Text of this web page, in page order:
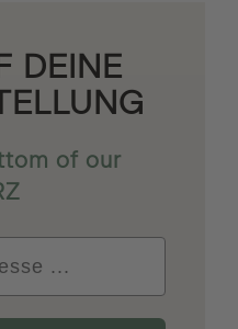
DEINE
of our